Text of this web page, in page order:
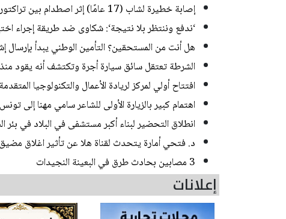
إصابة خطيرة لشاب (17 عامًا) إثر اصطدام بين تراكتورون وشاحنة في يركا
‘ندفع وننتظر بلا نتيجة‘: شكاوى ضد طريقة إجراء
هل أنت من المستحقين؟ التأمين الوطني يبدأ بإرسال
الشرطة تعتقل سائق سيارة أجرة وتكتشف أنه يقود منذ 20 عاما من دون رخصة قيادة
افتتاح أولي لمركز لريادة الأعمال والتكنولوجيا
اهتمام كبير بالزيارة الأولى للشاعر سامي مهنا إلى تونس
انطلاق التحضير لبناء أكبر مستشفى في البلاد في
د. فتحي أمارة يتحدث لقناة هلا عن تأثير اغلاق
3 مصابين بحادث طرق في البعينة النجيدات
إعلانات